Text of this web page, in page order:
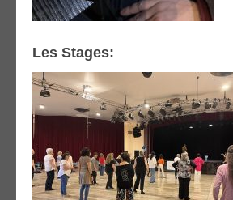
Les Stages: